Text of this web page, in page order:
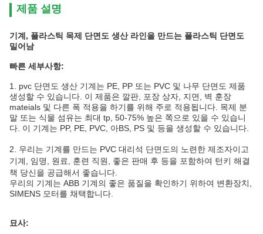
제품 설명
기계, 플라스틱 목제 단면도 생산 라인을 만드는 플라스틱 단면도
밀어남
빠른 세부사항:
1. pvc 단면도 생산 기계는 PE, PP 또는 PVC 및 나무 단면도 제품
생성할 수 있습니다. 이 제품은 깔판, 포장 상자, 지면, 벽 훈장
mateials 및 다른 폭 적용을 하기를 위해 주로 적용됩니다. 목제 분
말 또는 식물 섬유는 최대 tp, 50-75% 높은 쪽으로 있을 수 있습니
다. 이 기계는 PP, PE, PVC, 아BS, PS 및 등을 생성할 수 있습니다.
2. 우리는 기계를 만드는 PVC 대리석 단면도의 노련한 제조자이고
기계, 임명, 원료, 훈련 직원, 좋은 판매 후 등을 포함하여 턴키 해결
책 당신을 공급해서 좋습니다.
우리의 기계는 ABB 기계의 좋은 품질을 확인하기 위하여 변환장치,
SIMENS 모터를 채택합니다.
묘사: